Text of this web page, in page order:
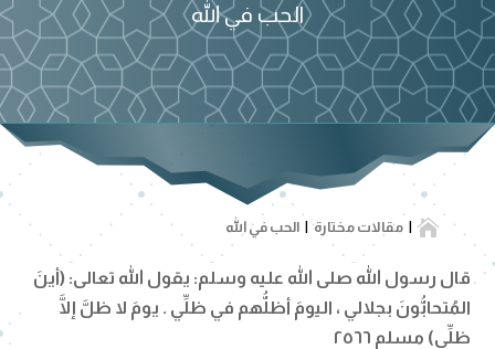
الحب في الله
 مقالات مختارة الحب في الله
قال رسول الله صلى الله عليه وسلم: يقول الله تعالى: (أينَ
المُتحابُّونَ بجلالي ، اليومَ أظلُّهم في ظلِّي . يومَ لا ظلَّ إلَّا
ظلِّي) مسلم ٢٥٦٦